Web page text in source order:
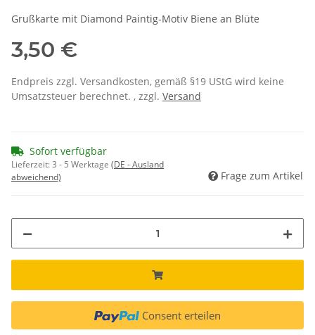
Grußkarte mit Diamond Paintig-Motiv Biene an Blüte
3,50 €
Endpreis zzgl. Versandkosten, gemäß §19 UStG wird keine
Umsatzsteuer berechnet. , zzgl. Versand
Sofort verfügbar
Lieferzeit:3 - 5 Werktage (DE - Ausland
abweichend)
Frage zum Artikel
Consent erteilen